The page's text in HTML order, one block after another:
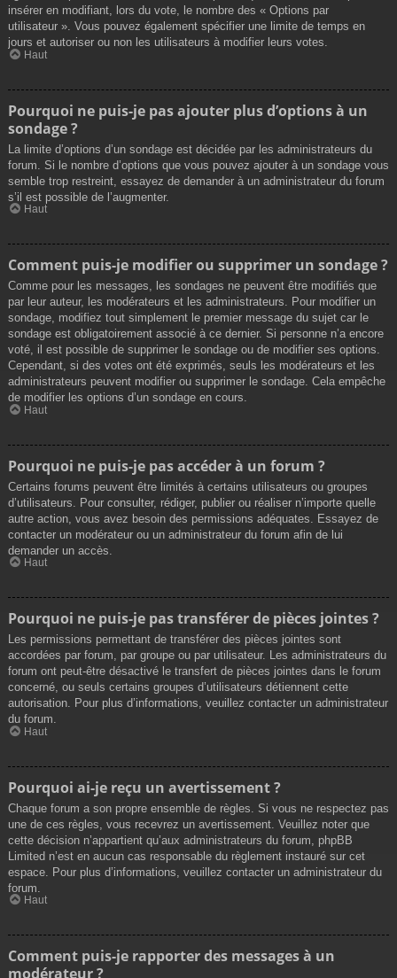
insérer en modifiant, lors du vote, le nombre des « Options par
utilisateur ». Vous pouvez également spécifier une limite de temps en
jours et autoriser ou non les utilisateurs à modifier leurs votes.
Haut
Pourquoi ne puis-je pas ajouter plus d’options à un
sondage ?
La limite d’options d’un sondage est décidée par les administrateurs du
forum. Si le nombre d’options que vous pouvez ajouter à un sondage vous
semble trop restreint, essayez de demander à un administrateur du forum
s’il est possible de l’augmenter.
Haut
Comment puis-je modifier ou supprimer un sondage ?
Comme pour les messages, les sondages ne peuvent être modifiés que
par leur auteur, les modérateurs et les administrateurs. Pour modifier un
sondage, modifiez tout simplement le premier message du sujet car le
sondage est obligatoirement associé à ce dernier. Si personne n’a encore
voté, il est possible de supprimer le sondage ou de modifier ses options.
Cependant, si des votes ont été exprimés, seuls les modérateurs et les
administrateurs peuvent modifier ou supprimer le sondage. Cela empêche
de modifier les options d’un sondage en cours.
Haut
Pourquoi ne puis-je pas accéder à un forum ?
Certains forums peuvent être limités à certains utilisateurs ou groupes
d’utilisateurs. Pour consulter, rédiger, publier ou réaliser n’importe quelle
autre action, vous avez besoin des permissions adéquates. Essayez de
contacter un modérateur ou un administrateur du forum afin de lui
demander un accès.
Haut
Pourquoi ne puis-je pas transférer de pièces jointes ?
Les permissions permettant de transférer des pièces jointes sont
accordées par forum, par groupe ou par utilisateur. Les administrateurs du
forum ont peut-être désactivé le transfert de pièces jointes dans le forum
concerné, ou seuls certains groupes d’utilisateurs détiennent cette
autorisation. Pour plus d’informations, veuillez contacter un administrateur
du forum.
Haut
Pourquoi ai-je reçu un avertissement ?
Chaque forum a son propre ensemble de règles. Si vous ne respectez pas
une de ces règles, vous recevrez un avertissement. Veuillez noter que
cette décision n’appartient qu’aux administrateurs du forum, phpBB
Limited n’est en aucun cas responsable du règlement instauré sur cet
espace. Pour plus d’informations, veuillez contacter un administrateur du
forum.
Haut
Comment puis-je rapporter des messages à un
modérateur ?